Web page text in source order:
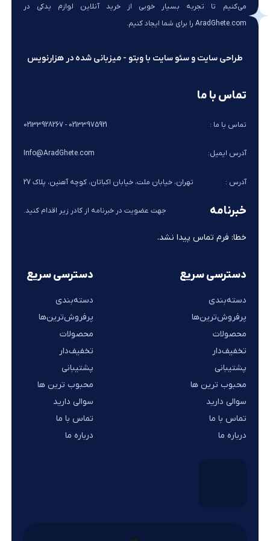
می‌کنیم تا تجربه بسیار خوبی از خرید آنلاین لوازم یدکی در
AradGhete.com را برای شما ایجاد کنیم.
دسترسی سریع
دسته‌بندی
پرفروش‌ترین‌ها
محصولات
تخفیف‌دار
پشتیبانی
محبوب ترین ها
سوالی دارید
تماس با ما
درباره ما
تماس با ما
تماس با ما : 02133975921 - 02133928267
آدرس ایمیل: Info@AradGhete.com
آدرس : تهران، خیابان ملت، خیابان اکباتان، کوچه آهنین، پلاک 27
خبرنامه جهت عضویت در خبرنامه از کادر زیر اقدام کنید.
خطا: فرم تماس پیدا نشد.
دسترسی سریع
دسته‌بندی
پرفروش‌ترین‌ها
محصولات
تخفیف‌دار
پشتیبانی
محبوب ترین ها
سوالی دارید
تماس با ما
درباره ما
طراحی سایت و سئو سایت با وبتو - میزبانی شده در هزارنویس